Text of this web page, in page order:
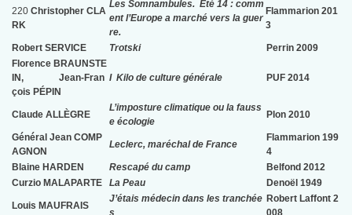
220Christopher CLA
RK
Les Somnambules. Été 14 : comm
ent l’Europe a marché vers la guer
re.
Flammarion 201
3
Robert SERVICE Trotski
Perrin 2009
Florence BRAUNSTE
IN, Jean-Fran
çois PÉPIN
I Kilo de culture générale PUF 2014
Claude ALLÈGRE
L’imposture climatique ou la fauss
e écologie
Plon 2010
Général Jean COMP
AGNON
Leclerc, maréchal de France
Flammarion 199
4
Blaine HARDEN
Rescapé du camp
Belfond 2012
Curzio MALAPARTE
La Peau Denoël 1949
Louis MAUFRAIS
J’étais médecin dans les tranchée
s
Robert Laffont 2
008